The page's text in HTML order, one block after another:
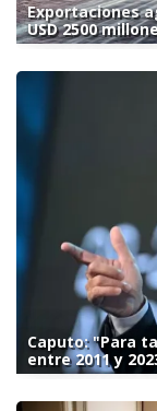
Exportaciones
USD 2500
Caputo: "Para
entre 2011 y